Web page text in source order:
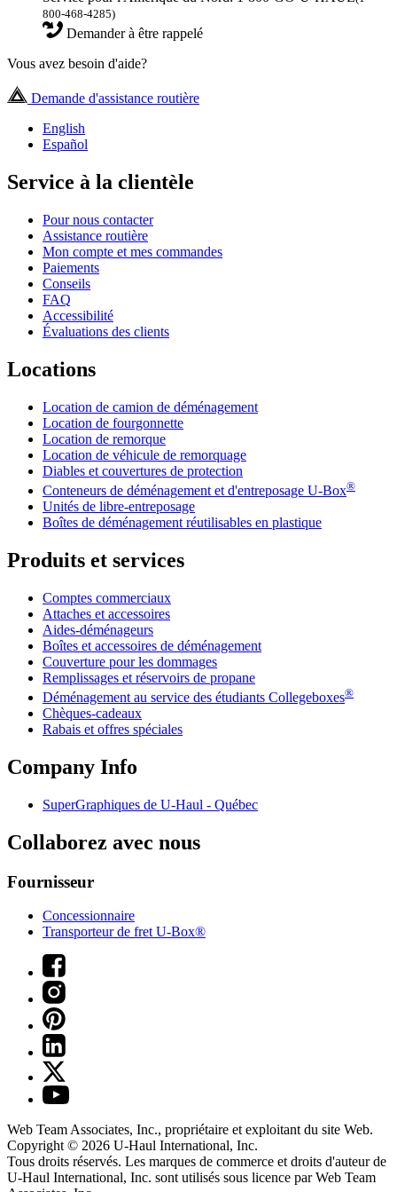
800-468-4285)
Demander à être rappelé
Vous avez besoin d'aide?
Demande d'assistance routière
English
Español
Service à la clientèle
Pour nous contacter
Assistance routière
Mon compte et mes commandes
Paiements
Conseils
FAQ
Accessibilité
Évaluations des clients
Locations
Location de camion de déménagement
Location de fourgonnette
Location de remorque
Location de véhicule de remorquage
Diables et couvertures de protection
Conteneurs de déménagement et d'entreposage U-Box®
Unités de libre-entreposage
Boîtes de déménagement réutilisables en plastique
Produits et services
Comptes commerciaux
Attaches et accessoires
Aides-déménageurs
Boîtes et accessoires de déménagement
Couverture pour les dommages
Remplissages et réservoirs de propane
Déménagement au service des étudiants Collegeboxes®
Chèques-cadeaux
Rabais et offres spéciales
Company Info
SuperGraphiques de U-Haul - Québec
Collaborez avec nous
Fournisseur
Concessionnaire
Transporteur de fret U-Box®
Web Team Associates, Inc., propriétaire et exploitant du site Web.
Copyright © 2026 U-Haul International, Inc.
Tous droits réservés. Les marques de commerce et droits d'auteur de
U-Haul International, Inc. sont utilisés sous licence par Web Team